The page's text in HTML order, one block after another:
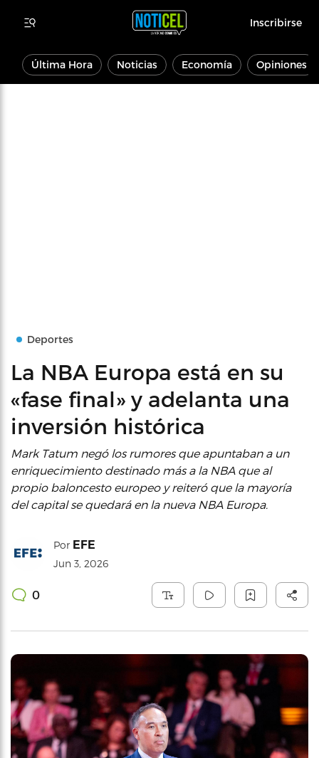
Inscribirse
Última Hora Noticias Economía Opiniones
Deportes
La NBA Europa está en su
«fase final» y adelanta una
inversión histórica
Mark Tatum negó los rumores que apuntaban a un
enriquecimiento destinado más a la NBA que al
propio baloncesto europeo y reiteró que la mayoría
del capital se quedará en la nueva NBA Europa.
Por EFE
Jun 3, 2026
0